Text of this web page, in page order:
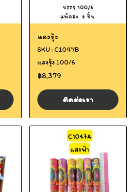
แสงรุ้ง
SKU : C1047ฺB
แสงรุ้ง 100/6
฿8,379
ติดต่อเรา